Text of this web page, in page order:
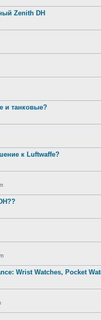
Zenith DH
и танковые?
к Luftwaffe?
Wrist Watches, Pocket